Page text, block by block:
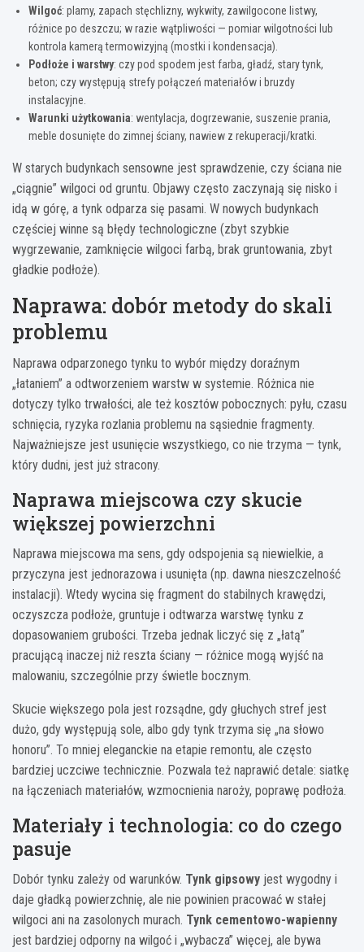
Wilgoć: plamy, zapach stęchlizny, wykwity, zawilgocone listwy,
różnice po deszczu; w razie wątpliwości — pomiar wilgotności lub
kontrola kamerą termowizyjną (mostki i kondensacja).
Podłoże i warstwy: czy pod spodem jest farba, gładź, stary tynk,
beton; czy występują strefy połączeń materiałów i bruzdy
instalacyjne.
Warunki użytkowania: wentylacja, dogrzewanie, suszenie prania,
meble dosunięte do zimnej ściany, nawiew z rekuperacji/kratki.
W starych budynkach sensowne jest sprawdzenie, czy ściana nie
„ciągnie” wilgoci od gruntu. Objawy często zaczynają się nisko i
idą w górę, a tynk odparza się pasami. W nowych budynkach
częściej winne są błędy technologiczne (zbyt szybkie
wygrzewanie, zamknięcie wilgoci farbą, brak gruntowania, zbyt
gładkie podłoże).
Naprawa: dobór metody do skali
problemu
Naprawa odparzonego tynku to wybór między doraźnym
„łataniem” a odtworzeniem warstw w systemie. Różnica nie
dotyczy tylko trwałości, ale też kosztów pobocznych: pyłu, czasu
schnięcia, ryzyka rozlania problemu na sąsiednie fragmenty.
Najważniejsze jest usunięcie wszystkiego, co nie trzyma — tynk,
który dudni, jest już stracony.
Naprawa miejscowa czy skucie
większej powierzchni
Naprawa miejscowa ma sens, gdy odspojenia są niewielkie, a
przyczyna jest jednorazowa i usunięta (np. dawna nieszczelność
instalacji). Wtedy wycina się fragment do stabilnych krawędzi,
oczyszcza podłoże, gruntuje i odtwarza warstwę tynku z
dopasowaniem grubości. Trzeba jednak liczyć się z „łatą”
pracującą inaczej niż reszta ściany — różnice mogą wyjść na
malowaniu, szczególnie przy świetle bocznym.
Skucie większego pola jest rozsądne, gdy głuchych stref jest
dużo, gdy występują sole, albo gdy tynk trzyma się „na słowo
honoru”. To mniej eleganckie na etapie remontu, ale często
bardziej uczciwe technicznie. Pozwala też naprawić detale: siatkę
na łączeniach materiałów, wzmocnienia naroży, poprawę podłoża.
Materiały i technologia: co do czego
pasuje
Dobór tynku zależy od warunków. Tynk gipsowy jest wygodny i
daje gładką powierzchnię, ale nie powinien pracować w stałej
wilgoci ani na zasolonych murach. Tynk cementowo-wapienny
jest bardziej odporny na wilgoć i „wybacza” więcej, ale bywa